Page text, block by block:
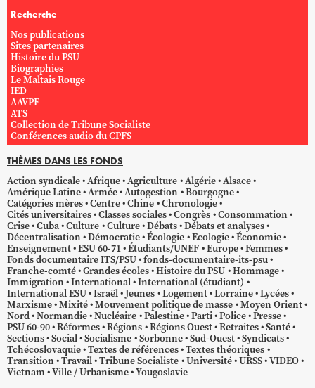
Recherche
Nos publications
Sites partenaires
Histoire du PSU
Biographies
Le Maltais Rouge
IED
AAVPF
ATS
Collection de Tribune Socialiste
Conférences audio du CPFS
THÈMES DANS LES FONDS
Action syndicale Afrique Agriculture Algérie Alsace
Amérique Latine Armée Autogestion
Bourgogne
Catégories mères Centre Chine Chronologie
Cités universitaires Classes sociales Congrès Consommation
Crise Cuba Culture Culture Débats Débats et analyses
Décentralisation Démocratie Écologie Ecologie Économie
Enseignement ESU 60-71 Étudiants/UNEF Europe Femmes
Fonds documentaire ITS/PSU fonds-documentaire-its-psu
Franche-comté Grandes écoles Histoire du PSU Hommage
Immigration International International (étudiant)
International ESU Israël Jeunes Logement Lorraine Lycées
Marxisme Mixité Mouvement politique de masse Moyen Orient
Nord Normandie Nucléaire Palestine Parti Police Presse
PSU 60-90 Réformes Régions Régions Ouest Retraites Santé
Sections Social Socialisme Sorbonne Sud-Ouest Syndicats
Tchécoslovaquie Textes de références Textes théoriques
Transition Travail Tribune Socialiste Université URSS VIDEO
Vietnam Ville / Urbanisme Yougoslavie